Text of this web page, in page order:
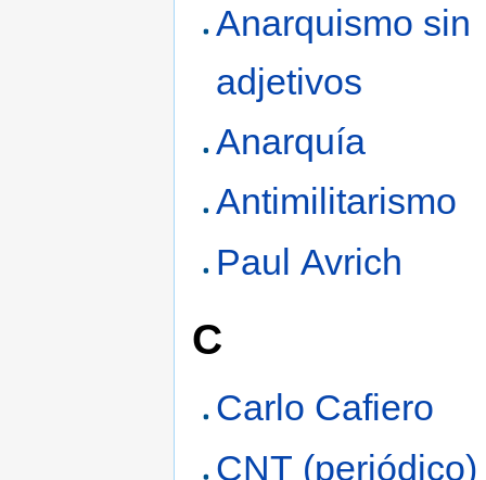
Anarquismo sin
adjetivos
Anarquía
Antimilitarismo
Paul Avrich
C
Carlo Cafiero
CNT (periódico)